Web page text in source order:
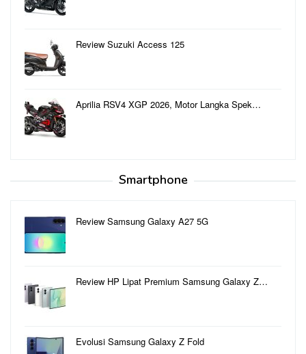
Review Suzuki Access 125
Aprilia RSV4 XGP 2026, Motor Langka Spek…
Smartphone
Review Samsung Galaxy A27 5G
Review HP Lipat Premium Samsung Galaxy Z…
Evolusi Samsung Galaxy Z Fold